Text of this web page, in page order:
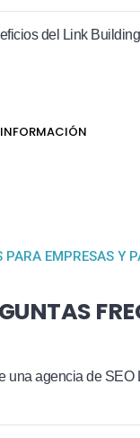
del Link
PARA EMPRESAS Y
una agencia de SEO